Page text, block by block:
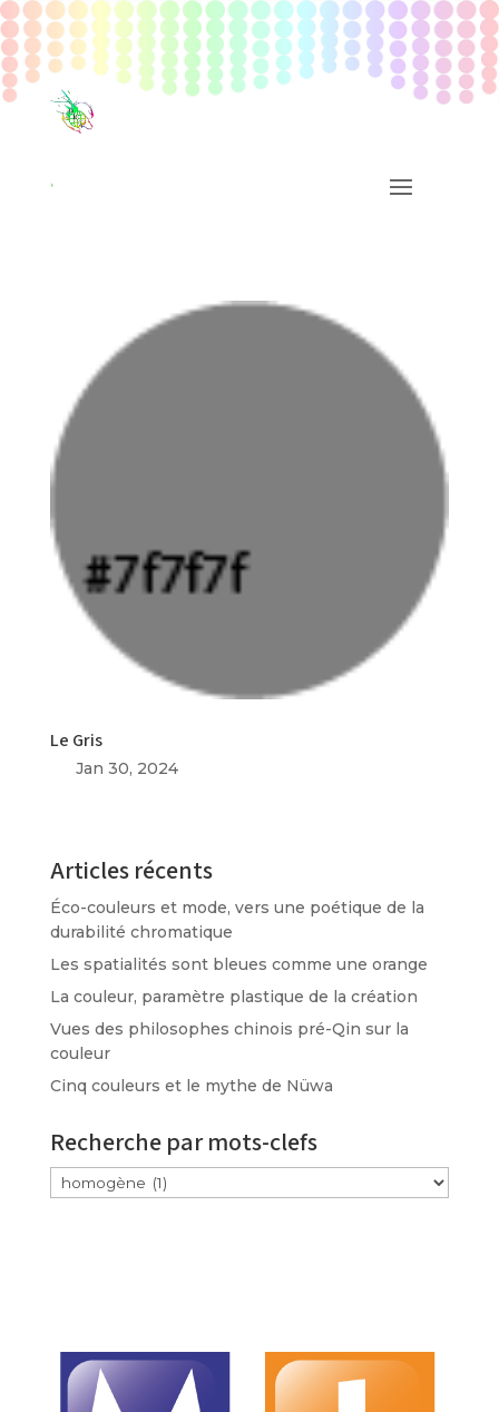
Le Gris
Jan 30, 2024
Articles récents
Éco-couleurs et mode, vers une poétique de la
durabilité chromatique
Les spatialités sont bleues comme une orange
La couleur, paramètre plastique de la création
Vues des philosophes chinois pré-Qin sur la
couleur
Cinq couleurs et le mythe de Nüwa
Recherche par mots-clefs
Étiquettes